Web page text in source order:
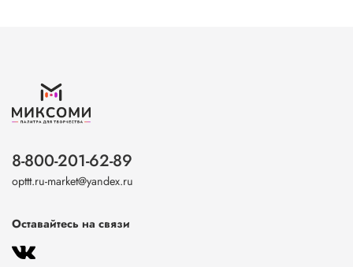
8-800-201-62-89
opttt.ru-market@yandex.ru
Оставайтесь на связи